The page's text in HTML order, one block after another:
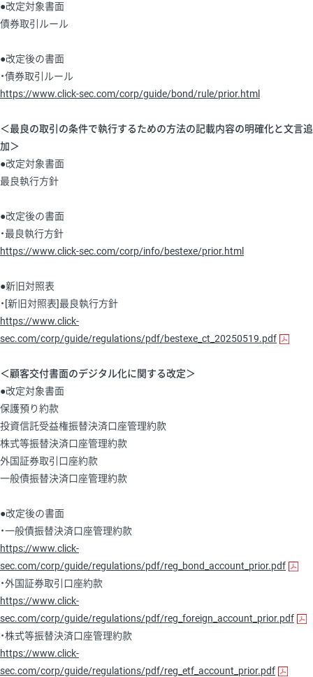
●改定対象書面
債券取引ルール
●改定後の書面
・債券取引ルール
https://www.click-sec.com/corp/guide/bond/rule/prior.html
＜最良の取引の条件で執行するための方法の記載内容の明確化と文言追
加＞
●改定対象書面
最良執行方針
●改定後の書面
・最良執行方針
https://www.click-sec.com/corp/info/bestexe/prior.html
●新旧対照表
・[新旧対照表]最良執行方針
https://www.click-
sec.com/corp/guide/regulations/pdf/bestexe_ct_20250519.pdf
＜顧客交付書面のデジタル化に関する改定＞
●改定対象書面
保護預り約款
投資信託受益権振替決済口座管理約款
株式等振替決済口座管理約款
外国証券取引口座約款
一般債振替決済口座管理約款
●改定後の書面
・一般債振替決済口座管理約款
https://www.click-
sec.com/corp/guide/regulations/pdf/reg_bond_account_prior.pdf
・外国証券取引口座約款
https://www.click-
sec.com/corp/guide/regulations/pdf/reg_foreign_account_prior.pdf
・株式等振替決済口座管理約款
https://www.click-
sec.com/corp/guide/regulations/pdf/reg_etf_account_prior.pdf